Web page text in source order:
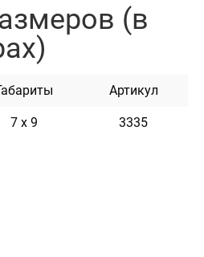
себя хищником.
качественной плюшевой
укомплектованы
и перьями, которые
доступна в нескольких
комплектацией.
(в
Артикул
7 x 9 3335